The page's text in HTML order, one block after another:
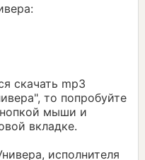
скачать mp3
то попробуйте
мыши и
вкладке.
исполнителя